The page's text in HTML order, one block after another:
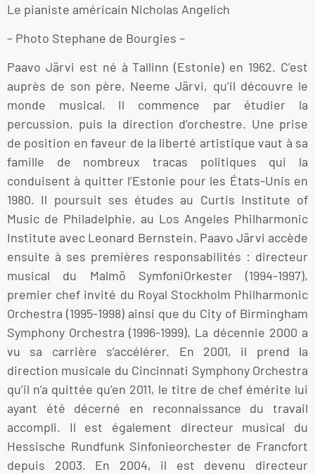
Le pianiste américain Nicholas Angelich
– Photo Stephane de Bourgies –
Paavo Järvi est né à Tallinn (Estonie) en 1962. C’est
auprès de son père, Neeme Järvi, qu’il découvre le
monde musical. Il commence par étudier la
percussion, puis la direction d’orchestre. Une prise
de position en faveur de la liberté artistique vaut à sa
famille de nombreux tracas politiques qui la
conduisent à quitter l’Estonie pour les États-Unis en
1980. Il poursuit ses études au Curtis Institute of
Music de Philadelphie, au Los Angeles Philharmonic
Institute avec Leonard Bernstein. Paavo Järvi accède
ensuite à ses premières responsabilités : directeur
musical du Malmö SymfoniOrkester (1994-1997),
premier chef invité du Royal Stockholm Philharmonic
Orchestra (1995-1998) ainsi que du City of Birmingham
Symphony Orchestra (1996-1999). La décennie 2000 a
vu sa carrière s’accélérer. En 2001, il prend la
direction musicale du Cincinnati Symphony Orchestra
qu’il n’a quittée qu’en 2011, le titre de chef émérite lui
ayant été décerné en reconnaissance du travail
accompli. Il est également directeur musical du
Hessische Rundfunk Sinfonieorchester de Francfort
depuis 2003. En 2004, il est devenu directeur